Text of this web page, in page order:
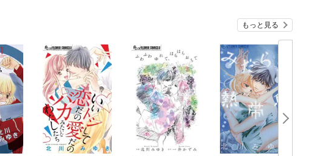
もっと見る